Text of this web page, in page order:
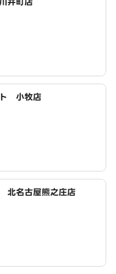
小牧店
北名古屋熊之庄店